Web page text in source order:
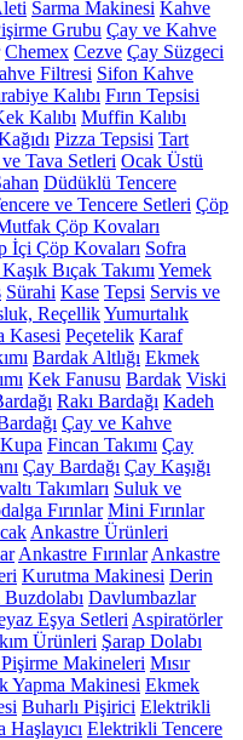
Sarma Makinesi Kahve
Grubu Çay ve Kahve
Chemex Cezve Çay Süzgeci
Filtresi Sifon Kahve
Kalıbı Fırın Tepsisi
Kalıbı Muffin Kalıbı
Pizza Tepsisi Tart
Tava Setleri Ocak Üstü
Düdüklü Tencere
ve Tencere Setleri Çöp
Çöp Kovaları
İçi Çöp Kovaları Sofra
Bıçak Takımı Yemek
Sürahi Kase Tepsi Servis ve
ReçellikYumurtalık
Kasesi Peçetelik Karaf
Bardak Altlığı Ekmek
Kek Fanusu Bardak Viski
Rakı Bardağı Kadeh
Çay ve Kahve
Kupa Fincan Takımı Çay
Çay Bardağı Çay Kaşığı
Takımları Suluk ve
Fırınlar Mini Fırınlar
Ankastre Ürünleri
Ankastre Fırınlar Ankastre
Kurutma Makinesi Derin
Davlumbazlar
Eşya Setleri Aspiratörler
Ürünleri Şarap Dolabı
Makineleri Mısır
Yapma Makinesi Ekmek
Buharlı Pişirici Elektrikli
Haşlayıcı Elektrikli Tencere